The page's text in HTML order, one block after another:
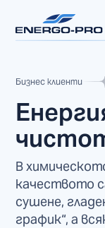
Бизнес клиенти
В
качеството
сушене,
график“, а